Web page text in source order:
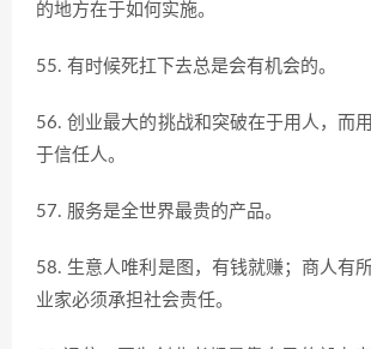
的地方在于如何实施。
55. 有时候死扛下去总是会有机会的。
56. 创业最大的挑战和突破在于用人，而
于信任人。
57. 服务是全世界最贵的产品。
58. 生意人唯利是图，有钱就赚；商人有
业家必须承担社会责任。